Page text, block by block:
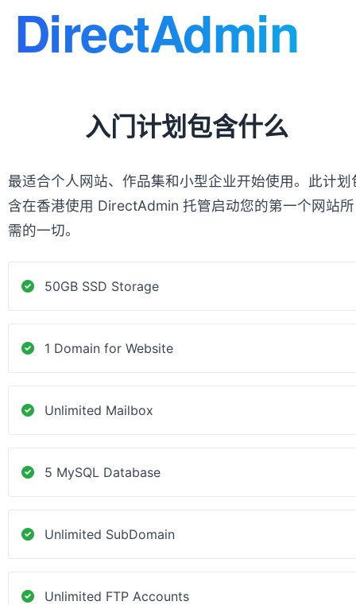
入门计划包含什么
最适合个人网站、作品集和小型企业开始使用。此计划
含在香港使用 DirectAdmin 托管启动您的第一个网站所
需的一切。
50GB SSD Storage
1 Domain for Website
Unlimited Mailbox
5 MySQL Database
Unlimited SubDomain
Unlimited FTP Accounts